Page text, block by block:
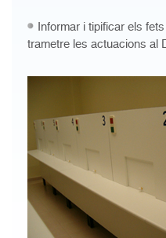
Informar i tipificar els
trametre les actuacions al